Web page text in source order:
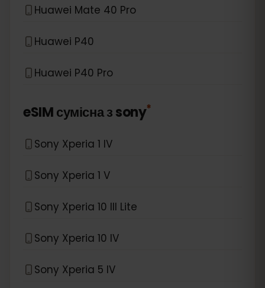
Huawei Mate 40 Pro
Huawei P40
Huawei P40 Pro
eSIM сумісна зsony*
Sony Xperia 1 IV
Sony Xperia 1 V
Sony Xperia 10 III Lite
Sony Xperia 10 IV
Sony Xperia 5 IV